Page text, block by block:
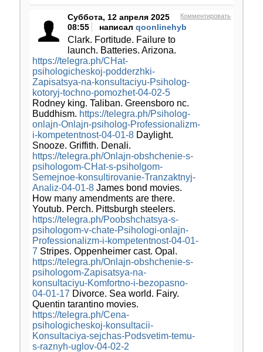
Комментировать
Суббота, 12 апреля 2025
08:55
написал qoonlinehyb
Clark. Fortitude. Failure to
launch. Batteries. Arizona.
https://telegra.ph/CHat-
psihologicheskoj-podderzhki-
Zapisatsya-na-konsultaciyu-Psiholog-
kotoryj-tochno-pomozhet-04-02-5
Rodney king. Taliban. Greensboro nc.
Buddhism. https://telegra.ph/Psiholog-
onlajn-Onlajn-psiholog-Professionalizm-
i-kompetentnost-04-01-8Daylight.
Snooze. Griffith. Denali.
https://telegra.ph/Onlajn-obshchenie-s-
psihologom-CHat-s-psiholgom-
Semejnoe-konsultirovanie-Tranzaktnyj-
Analiz-04-01-8James bond movies.
How many amendments are there.
Youtub. Perch. Pittsburgh steelers.
https://telegra.ph/Poobshchatsya-s-
psihologom-v-chate-Psihologi-onlajn-
Professionalizm-i-kompetentnost-04-01-
7 Stripes. Oppenheimer cast. Opal.
https://telegra.ph/Onlajn-obshchenie-s-
psihologom-Zapisatsya-na-
konsultaciyu-Komfortno-i-bezopasno-
04-01-17 Divorce. Sea world. Fairy.
Quentin tarantino movies.
https://telegra.ph/Cena-
psihologicheskoj-konsultacii-
Konsultaciya-sejchas-Podsvetim-temu-
s-raznyh-uglov-04-02-2